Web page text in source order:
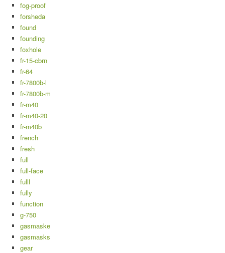
fog-proof
forsheda
found
founding
foxhole
fr-15-cbrn
fr-64
fr-7800b-l
fr-7800b-m
fr-m40
fr-m40-20
fr-m40b
french
fresh
full
full-face
fulll
fully
function
g-750
gasmaske
gasmasks
gear